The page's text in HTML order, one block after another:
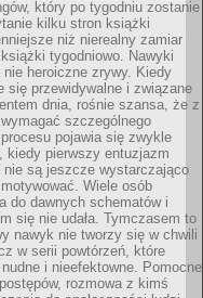
który po tygodniu zostanie
kilku stron książki
niż nierealny zamiar
książki tygodniowo. Nawyki
nie heroiczne zrywy. Kiedy
się przewidywalne i związane
dnia, rośnie szansa, że z
szczególnego
procesu pojawia się zwykle
kiedy pierwszy entuzjazm
są jeszcze wystarczająco
Wiele osób
do dawnych schematów i
się nie udała. Tymczasem to
nawyk nie tworzy się w chwili
w serii powtórzeń, które
i nieefektowne. Pomocne
rozmowa z kimś